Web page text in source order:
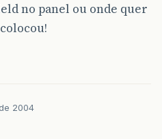
no panel ou onde quer
2004